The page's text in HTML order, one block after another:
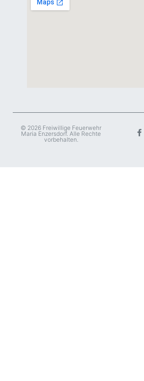
© 2026 Freiwillige Feuerwehr
Maria Enzersdorf. Alle Rechte
vorbehalten.